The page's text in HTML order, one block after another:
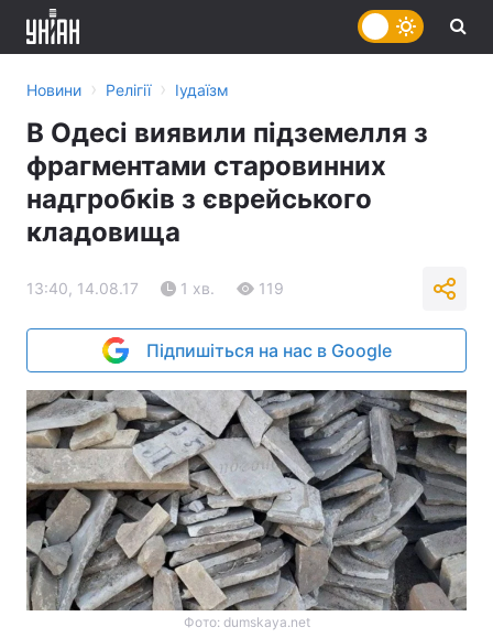
Новини › Релігії › Іудаїзм
В Одесі виявили підземелля з
фрагментами старовинних
надгробків з єврейського
кладовища
13:40, 14.08.17 1 хв. 119
Підпишіться на нас в Google
Фото: dumskaya.net